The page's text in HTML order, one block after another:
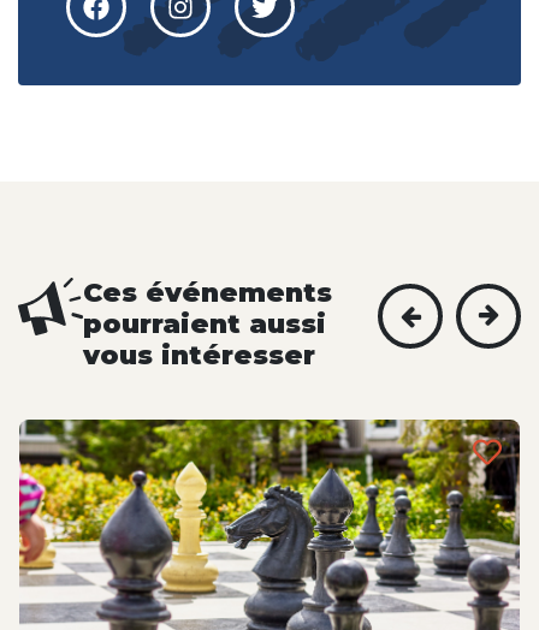
Ces événements
pourraient aussi
vous intéresser